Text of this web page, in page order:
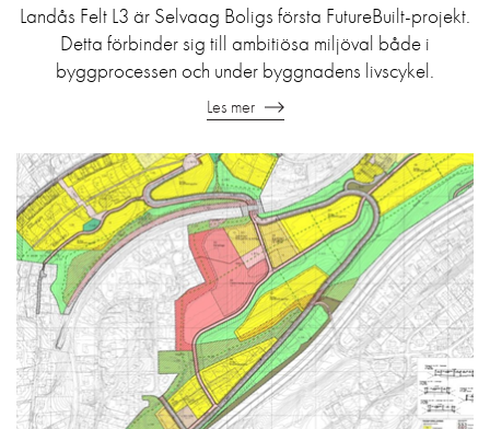
Landås Felt L3 är Selvaag Boligs första FutureBuilt-projekt.
Detta förbinder sig till ambitiösa miljöval både i
byggprocessen och under byggnadens livscykel.
Les mer